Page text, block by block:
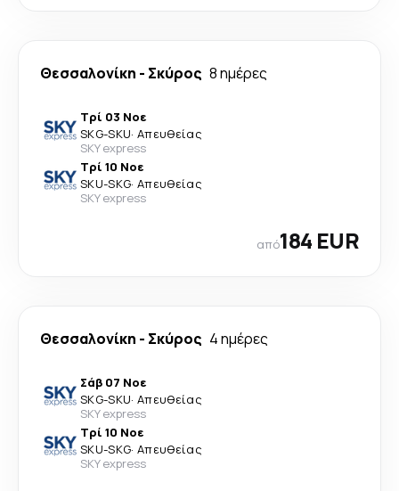
Θεσσαλονίκη - Σκύρος 8 ημέρες
Τρί 03 Νοε
SKG-SKU· Απευθείας
SKY express
Τρί 10 Νοε
SKU-SKG· Απευθείας
SKY express
από184 EUR
Θεσσαλονίκη - Σκύρος 4 ημέρες
Σάβ 07 Νοε
SKG-SKU· Απευθείας
SKY express
Τρί 10 Νοε
SKU-SKG· Απευθείας
SKY express